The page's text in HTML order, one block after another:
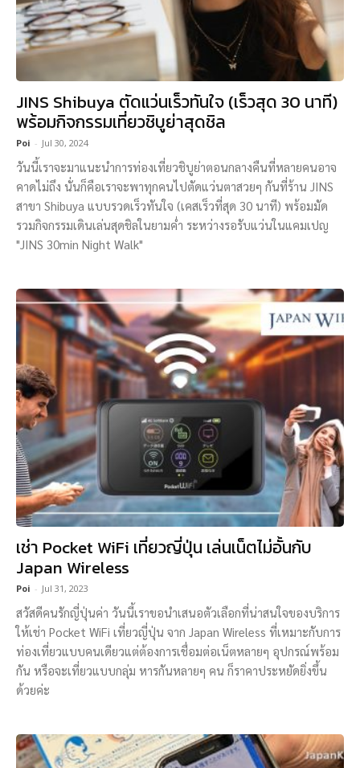
JINS Shibuya ตัดแว่นเร็วทันใจ (เร็วสุด 30 นาที)
พร้อมกิจกรรมเที่ยวชิบูย่าสุดชิล
Poi - Jul 30, 2024
วันนี้เราจะมาแนะนำการท่องเที่ยวชิบูย่าตอนกลางคืนที่หลายคนอาจ
คาดไม่ถึง นั่นก็คือเราจะพาทุกคนไปตัดแว่นตาสวยๆ กันที่ร้าน JINS
สาขา Shibuya แบบรวดเร็วทันใจ (เคสเร็วที่สุด 30 นาที) พร้อมมัด
รวมกิจกรรมเดินเล่นสุดชิลในยามค่ำ ระหว่างรอรับแว่นในแคมเปญ
"JINS 30min Night Walk"
เช่า Pocket WiFi เที่ยวญี่ปุ่น เล่นเน็ตไม่อั้นกับ
Japan Wireless
Poi - Jul 31, 2023
สวัสดีคนรักญี่ปุ่นค่า วันนี้เราขอนำเสนอตัวเลือกที่น่าสนใจของบริการ
ให้เช่า Pocket WiFi เที่ยวญี่ปุ่น จาก Japan Wireless ที่เหมาะกับการ
ท่องเที่ยวแบบคนเดียวแต่ต้องการเชื่อมต่อเน็ตหลายๆ อุปกรณ์พร้อม
กัน หรือจะเที่ยวแบบกลุ่ม หารกันหลายๆ คน ก็ราคาประหยัดยิ่งขึ้น
ด้วยค่ะ